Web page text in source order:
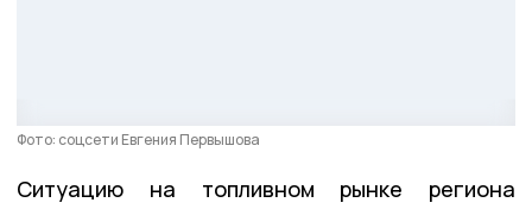
Фото: соцсети Евгения Первышова
Ситуацию на топливном рынке региона